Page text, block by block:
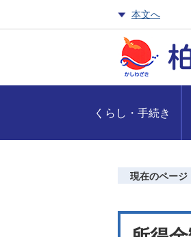
本文へ
くらし・手続き
現在のページ